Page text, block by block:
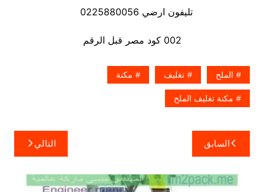
تليفون ارضي 0225880056
002 كود مصر قبل الرقم
الملح تغليف مكنة
مكنة تغليف الملح
تصفّح
المقالات
السابق التالي